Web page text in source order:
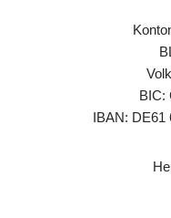
BIC:
IBAN: DE61